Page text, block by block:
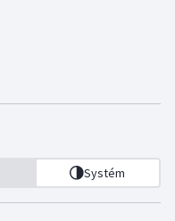
Systém